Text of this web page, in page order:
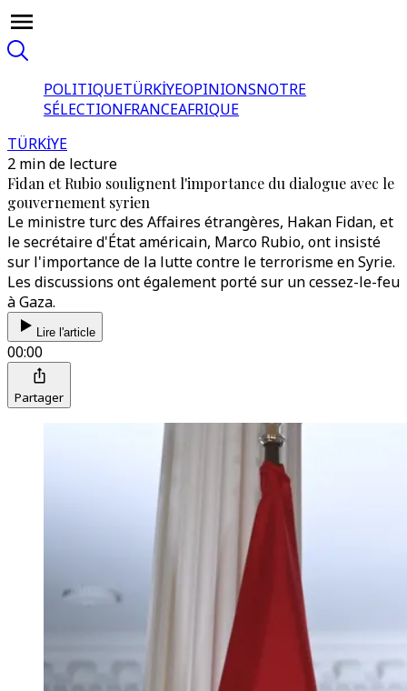
POLITIQUETÜRKİYEOPINIONSNOTRE
SÉLECTIONFRANCEAFRIQUE
TÜRKİYE
2 min de lecture
Fidan et Rubio soulignent l'importance du dialogue avec le
gouvernement syrien
Le ministre turc des Affaires étrangères, Hakan Fidan, et
le secrétaire d'État américain, Marco Rubio, ont insisté
sur l'importance de la lutte contre le terrorisme en Syrie.
Les discussions ont également porté sur un cessez-le-feu
à Gaza.
Lire l'article
00:00
Partager